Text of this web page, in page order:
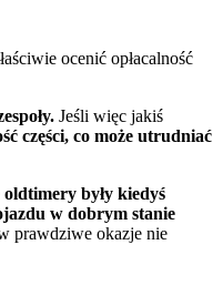
ocenić opłacalność
Jeśli więc jakiś
części, co może utrudniać
były kiedyś
w dobrym stanie
prawdziwe okazje nie